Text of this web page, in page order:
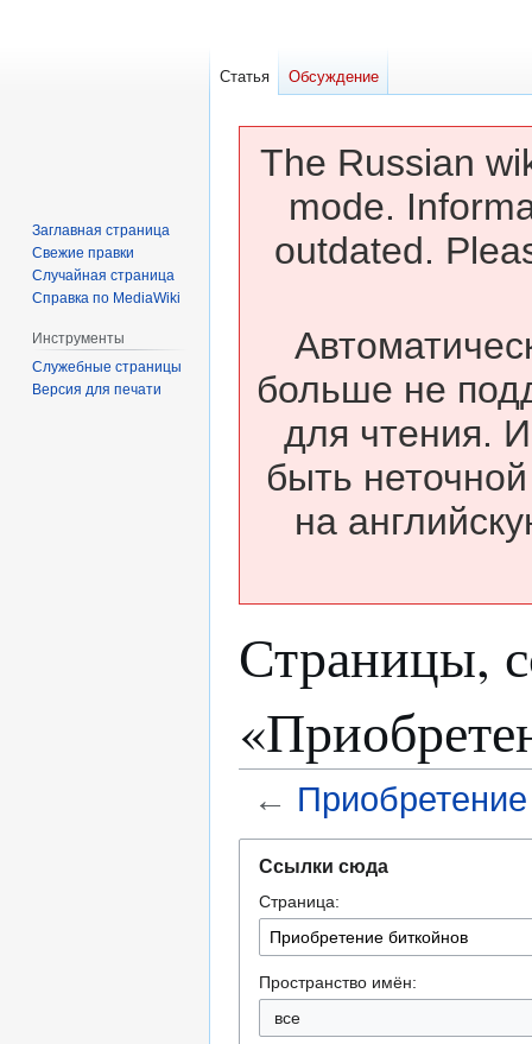
The Russian
mode.
outdated.
больше не
для чтения.
быть
на
Страницы,
←
навигации
поиску
Ссылки сюда
Страница:
Пространство имён:
все
Статья Обсуждение
Заглавная страница
Свежие правки
Случайная страница
Справка по MediaWiki
Инструменты
Служебные страницы
Версия для печати